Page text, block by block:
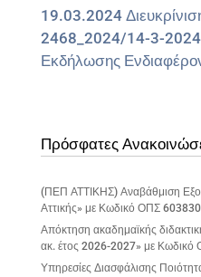
19.03.2024
2468_2024/14-3-
Εκδήλωσης
Πρόσφατες
(ΠΕΠ ΑΤΤΙΚΗΣ) Αναβάθμιση
Αττικής» με Κωδικό ΟΠΣ
Απόκτηση ακαδημαϊκής
ακ. έτος 2026-2027» με
Υπηρεσίες Διασφάλισης